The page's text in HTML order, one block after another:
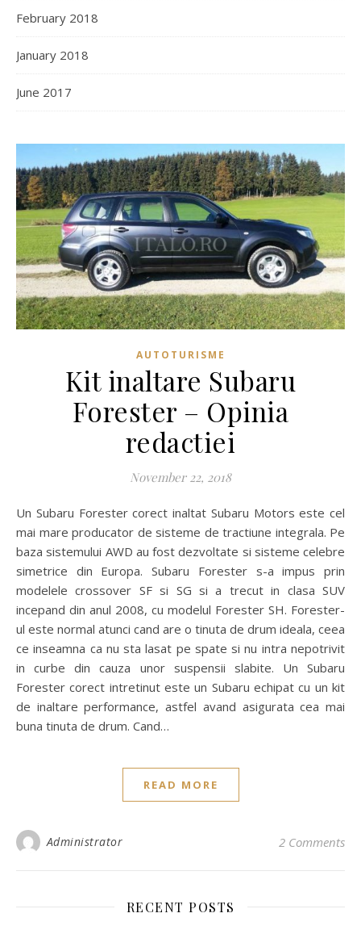
February 2018
January 2018
June 2017
AUTOTURISME
Kit inaltare Subaru
Forester – Opinia
redactiei
November 22, 2018
Un Subaru Forester corect inaltat Subaru Motors este cel
mai mare producator de sisteme de tractiune integrala. Pe
baza sistemului AWD au fost dezvoltate si sisteme celebre
simetrice din Europa. Subaru Forester s-a impus prin
modelele crossover SF si SG si a trecut in clasa SUV
incepand din anul 2008, cu modelul Forester SH. Forester-
ul este normal atunci cand are o tinuta de drum ideala, ceea
ce inseamna ca nu sta lasat pe spate si nu intra nepotrivit
in curbe din cauza unor suspensii slabite. Un Subaru
Forester corect intretinut este un Subaru echipat cu un kit
de inaltare performance, astfel avand asigurata cea mai
buna tinuta de drum. Cand…
READ MORE
Administrator 2 Comments
RECENT POSTS